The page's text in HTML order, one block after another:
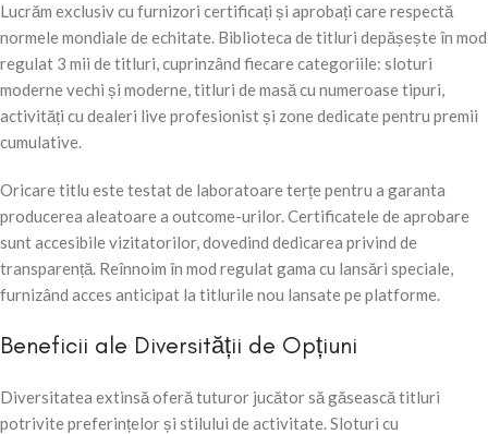
Lucrăm exclusiv cu furnizori certificați și aprobați care respectă
normele mondiale de echitate. Biblioteca de titluri depășește în mod
regulat 3 mii de titluri, cuprinzând fiecare categoriile: sloturi
moderne vechi și moderne, titluri de masă cu numeroase tipuri,
activități cu dealeri live profesionist și zone dedicate pentru premii
cumulative.
Oricare titlu este testat de laboratoare terțe pentru a garanta
producerea aleatoare a outcome-urilor. Certificatele de aprobare
sunt accesibile vizitatorilor, dovedind dedicarea privind de
transparență. Reînnoim în mod regulat gama cu lansări speciale,
furnizând acces anticipat la titlurile nou lansate pe platforme.
Beneficii ale Diversității de Opțiuni
Diversitatea extinsă oferă tuturor jucător să găsească titluri
potrivite preferințelor și stilului de activitate. Sloturi cu